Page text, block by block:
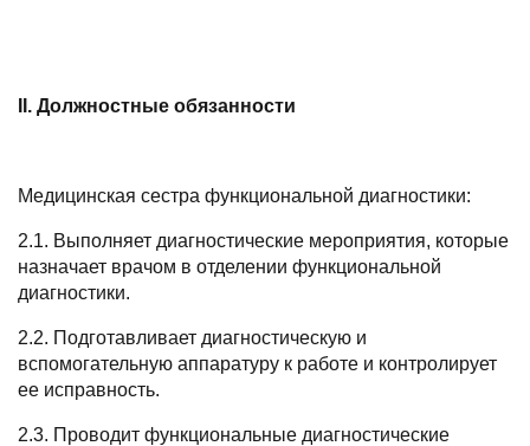
II. Должностные обязанности
Медицинская сестра функциональной диагностики:
2.1. Выполняет диагностические мероприятия, которые
назначает врачом в отделении функциональной
диагностики.
2.2. Подготавливает диагностическую и
вспомогательную аппаратуру к работе и контролирует
ее исправность.
2.3. Проводит функциональные диагностические